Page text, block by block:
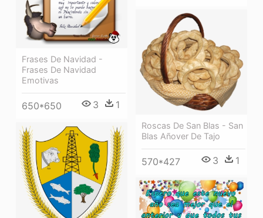
Frases De Navidad -
Frases De Navidad
Emotivas
650*650 3 1
Roscas De San Blas - San
Blas Añover De Tajo
570*427 3 1